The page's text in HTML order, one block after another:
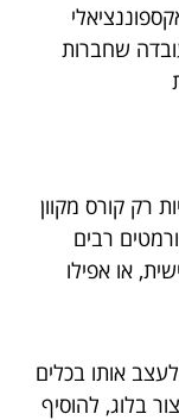
שחברות
רק קורס מקוון
רבים
או אפילו
אותו בכלים
בלוג, להוסיף